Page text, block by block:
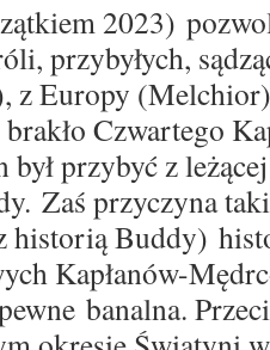
2023) pozwo
i, przybyłych, są
zEuropy
brakło Czwartego
byłprzybyć z
Zaś przyczyna
historią Buddy)
Kapłanów-
banalna. Przeci